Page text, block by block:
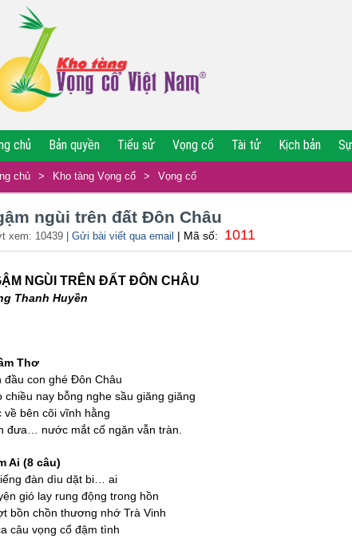
chủ Bản quyền Tiểu sử Vọng cổ Tài tử Kịch bản
chủ > Kho tàng Vọng cổ > Vọng cổ
ngùi trên đất Đôn Châu
xem: 10439 | Gửi bài viết qua email | Mã số: 1011
NGÙI TRÊN ĐẤT ĐÔN CHÂU
Thanh Huyền
Thơ
đầu con ghé Đôn Châu
chiều nay bỗng nghe sầu giăng giăng
về bên cõi vĩnh hằng
đưa… nước mắt cố ngăn vẫn tràn.
Ai (8 câu)
đàn dìu dặt bi… ai
gió lay rung động trong hồn
bồn chồn thương nhớ Trà Vinh
câu vọng cổ đậm tình